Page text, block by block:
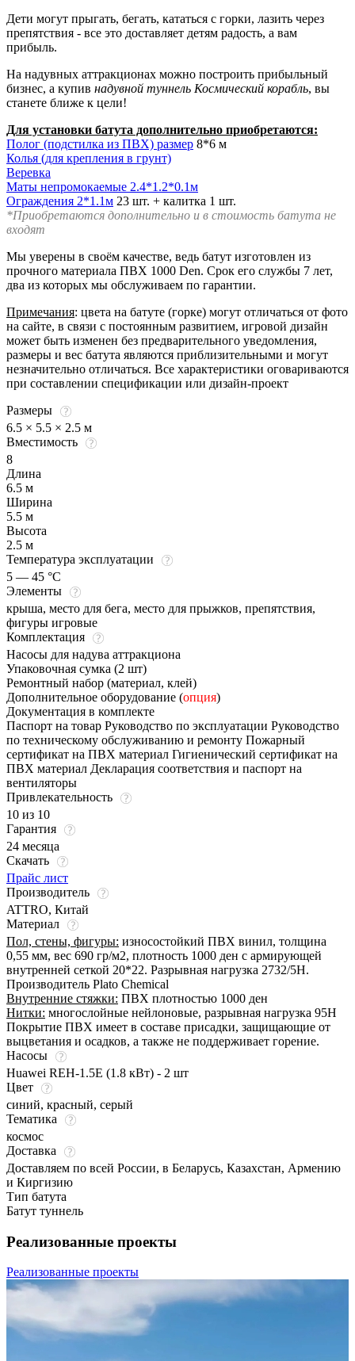
Дети могут прыгать, бегать, кататься с горки, лазить через
препятствия - все это доставляет детям радость, а вам
прибыль.
На надувных аттракционах можно построить прибыльный
бизнес, а купив надувной туннель Космический корабль, вы
станете ближе к цели!
Для установки батута дополнительно приобретаются:
Полог (подстилка из ПВХ) размер 8*6 м
Колья (для крепления в грунт)
Веревка
Маты непромокаемые 2.4*1.2*0.1м
Ограждения 2*1.1м 23 шт. + калитка 1 шт.
*Приобретаются дополнительно и в стоимость батута не
входят
Мы уверены в своём качестве, ведь батут изготовлен из
прочного материала ПВХ 1000 Den. Срок его службы 7 лет,
два из которых мы обслуживаем по гарантии.
Примечания: цвета на батуте (горке) могут отличаться от фото
на сайте, в связи с постоянным развитием, игровой дизайн
может быть изменен без предварительного уведомления,
размеры и вес батута являются приблизительными и могут
незначительно отличаться. Все характеристики оговариваются
при составлении спецификации или дизайн-проект
Размеры
6.5 × 5.5 × 2.5 м
Вместимость
8
Длина
6.5 м
Ширина
5.5 м
Высота
2.5 м
Температура эксплуатации
5 — 45 °C
Элементы
крыша, место для бега, место для прыжков, препятствия,
фигуры игровые
Комплектация
Насосы для надува аттракциона
Упаковочная сумка (2 шт)
Ремонтный набор (материал, клей)
Дополнительное оборудование (опция)
Документация в комплекте
Паспорт на товар Руководство по эксплуатации Руководство
по техническому обслуживанию и ремонту Пожарный
сертификат на ПВХ материал Гигиенический сертификат на
ПВХ материал Декларация соответствия и паспорт на
вентиляторы
Привлекательность
10 из 10
Гарантия
24 месяца
Скачать
Прайс лист
Производитель
ATTRO, Китай
Материал
Пол, стены, фигуры: износостойкий ПВХ винил, толщина
0,55 мм, вес 690 гр/м2, плотность 1000 ден с армирующей
внутренней сеткой 20*22. Разрывная нагрузка 2732/5Н.
Производитель Plato Chemical
Внутренние стяжки: ПВХ плотностью 1000 ден
Нитки: многослойные нейлоновые, разрывная нагрузка 95Н
Покрытие ПВХ имеет в составе присадки, защищающие от
выцветания и осадков, а также не поддерживает горение.
Насосы
Huawei REH-1.5E (1.8 кВт) - 2 шт
Цвет
синий, красный, серый
Тематика
космос
Доставка
Доставляем по всей России, в Беларусь, Казахстан, Армению
и Киргизию
Тип батута
Батут туннель
Реализованные проекты
Реализованные проекты